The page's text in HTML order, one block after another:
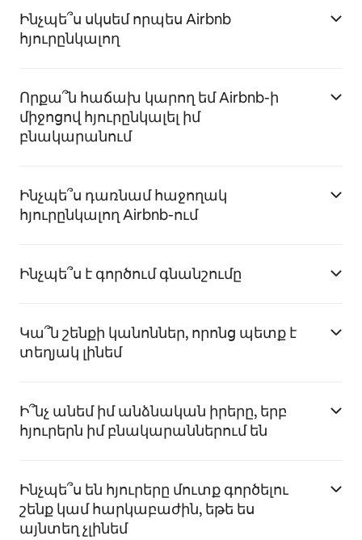
Ինչպե՞ս սկսեմ որպես Airbnb
հյուրընկալող
Որքա՞ն հաճախ կարող եմ Airbnb-ի
միջոցով հյուրընկալել իմ
բնակարանում
Ինչպե՞ս դառնամ հաջողակ
հյուրընկալող Airbnb-ում
Ինչպե՞ս է գործում գնանշումը
Կա՞ն շենքի կանոններ, որոնց պետք է
տեղյակ լինեմ
Ի՞նչ անեմ իմ անձնական իրերը, երբ
հյուրերն իմ բնակարաններում են
Ինչպե՞ս են հյուրերը մուտք գործելու
շենք կամ հարկաբաժին, եթե ես
այնտեղ չլինեմ